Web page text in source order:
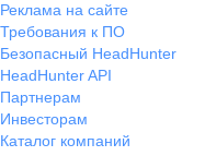
Реклама на сайте
Требования к ПО
Безопасный HeadHunter
HeadHunter API
Партнерам
Инвесторам
Каталог компаний